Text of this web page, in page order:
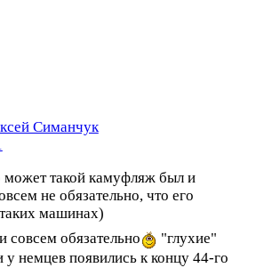
Симанчук
может такой камуфляж был и
не обязательно, что его
машинах)
совсем обязательно
"глухие"
немцев появились к концу 44-го